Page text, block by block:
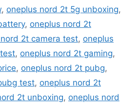
, oneplus nord 2t 5g unboxing,
, oneplus nord 2t
2t camera test, oneplus
, oneplus nord 2t gaming,
, oneplus nord 2t pubg,
test, oneplus nord 2t
2t unboxing, oneplus nord